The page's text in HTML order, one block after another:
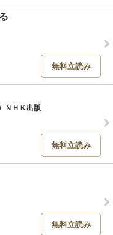
無料立読み
/ ＮＨＫ出版
無料立読み
無料立読み